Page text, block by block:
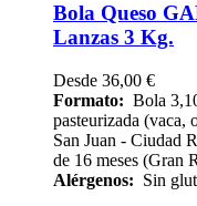
Bola Queso
Lanzas 3 Kg.
Desde 36,00 €
Formato: Bola
pasteurizada (vaca,
San Juan - Ciudad
de 16 meses (Gran
Alérgenos: Sin